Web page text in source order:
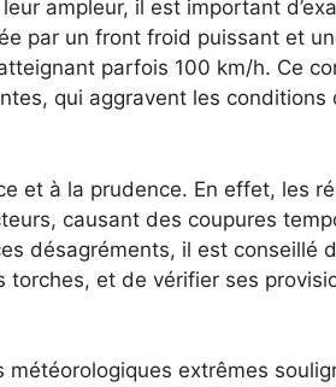
ampleur, il est important
par un front froid puissant et
parfois 100 km/h. Ce
qui aggravent les conditions
et à la prudence. En effet, les
causant des coupures
désagréments, il est conseillé
torches, et de vérifier ses
extrêmes